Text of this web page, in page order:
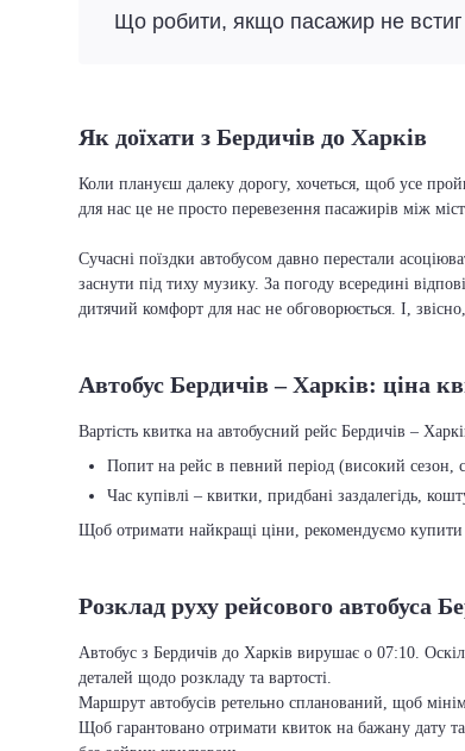
Що робити, якщо пасажир не
Як доїхати з Бердичів до Харків
Коли плануєш далеку дорогу, хочеться, щоб усе
для нас це не просто перевезення пасажирів між
Сучасні поїздки автобусом давно перестали
заснути під тиху музику. За погоду всередині
дитячий комфорт для нас не обговорюється. І,
Автобус Бердичів – Харків: ціна
Вартість квитка на автобусний рейс Бердичів –
Попит на рейс в певний період (високий сезон,
Час купівлі – квитки, придбані заздалегідь,
Щоб отримати найкращі ціни, рекомендуємо купити
Розклад руху рейсового автобуса
Автобус з Бердичів до Харків вирушає о 07:10.
деталей щодо розкладу та вартості.
Маршрут автобусів ретельно спланований, щоб
Щоб гарантовано отримати квиток на бажану дату